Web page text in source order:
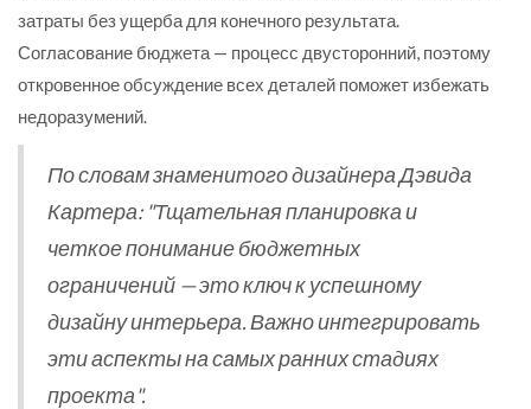
затраты без ущерба для конечного результата.
Согласование бюджета — процесс двусторонний, поэтому
откровенное обсуждение всех деталей поможет избежать
недоразумений.
По словам знаменитого дизайнера Дэвида
Картера: "Тщательная планировка и
четкое понимание бюджетных
ограничений — это ключ к успешному
дизайну интерьера. Важно интегрировать
эти аспекты на самых ранних стадиях
проекта".